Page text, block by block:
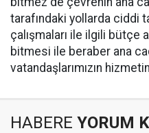
tarafındaki yollarda ciddi
çalışmaları ile ilgili bütçe
bitmesi ile beraber ana
vatandaşlarımızın
HABERE YORUM